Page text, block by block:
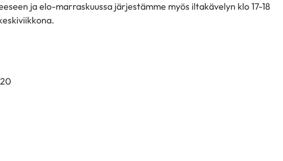
ja elo-marraskuussa järjestämme myös iltakävelyn klo 17-18